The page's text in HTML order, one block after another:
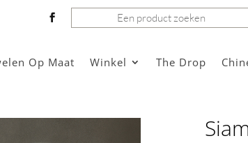
Zoeken
Op Maat Winkel The Drop